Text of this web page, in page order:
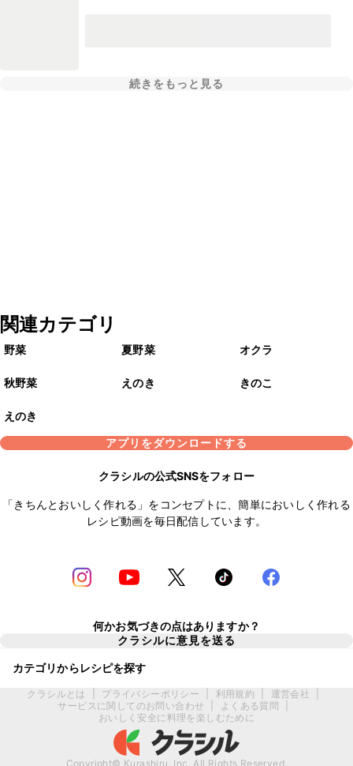
続きをもっと見る
関連カテゴリ
野菜 夏野菜 オクラ
秋野菜 えのき きのこ
えのき
アプリをダウンロードする
クラシルの公式SNSをフォロー
「きちんとおいしく作れる」をコンセプトに、簡単においしく作れる
レシピ動画を毎日配信しています。
何かお気づきの点はありますか？
クラシルに意見を送る
カテゴリからレシピを探す
クラシルとは プライバシーポリシー 利用規約 運営会社
サービスに関してのお問い合わせ
よくある質問
おいしく安全に料理を楽しむために
Copyright© Kurashiru, Inc. All Rights Reserved.